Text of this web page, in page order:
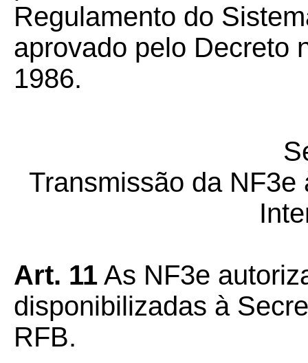
Regulamento do
aprovado pelo Decreto
1986.
Transmissão da
Art. 11 As NF3e
disponibilizadas à
RFB.